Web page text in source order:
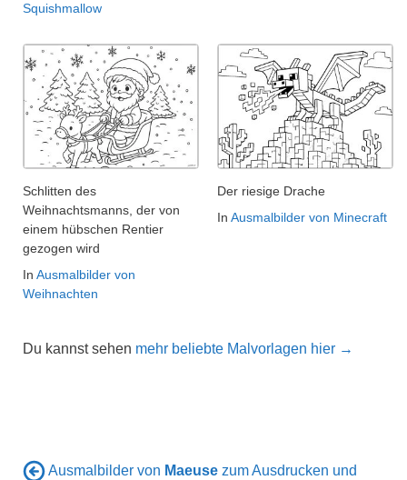
Squishmallow
Schlitten des
Weihnachtsmanns, der von
einem hübschen Rentier
gezogen wird
In Ausmalbilder von
Weihnachten
Der riesige Drache
In Ausmalbilder von Minecraft
Du kannst sehen mehr beliebte Malvorlagen hier →
Ausmalbilder von Maeuse zum Ausdrucken und